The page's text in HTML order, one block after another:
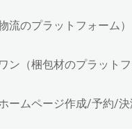
流のプラットフォーム）
ン（梱包材のプラットフ
ームページ作成/予約/決